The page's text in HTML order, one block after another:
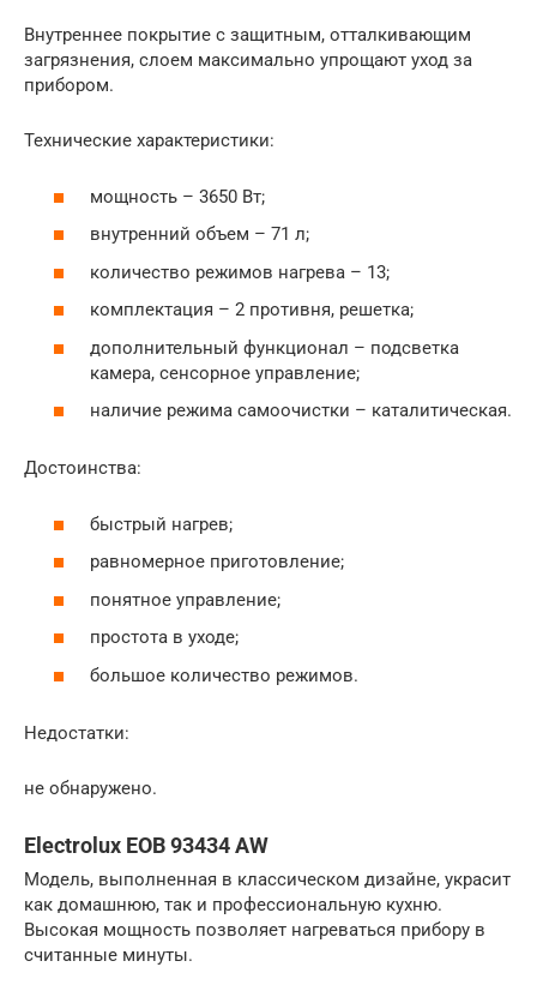
Внутреннее покрытие с защитным, отталкивающим
загрязнения, слоем максимально упрощают уход за
прибором.
Технические характеристики:
мощность – 3650 Вт;
внутренний объем – 71 л;
количество режимов нагрева – 13;
комплектация – 2 противня, решетка;
дополнительный функционал – подсветка
камера, сенсорное управление;
наличие режима самоочистки – каталитическая.
Достоинства:
быстрый нагрев;
равномерное приготовление;
понятное управление;
простота в уходе;
большое количество режимов.
Недостатки:
не обнаружено.
Electrolux EOB 93434 AW
Модель, выполненная в классическом дизайне, украсит
как домашнюю, так и профессиональную кухню.
Высокая мощность позволяет нагреваться прибору в
считанные минуты.